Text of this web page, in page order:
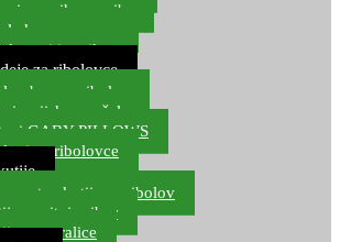
za prihranu ribe
kamp oprema
i optika
za ribolovce
bon za ribolov
naočale
GABY PILLOWS
za ribolovce
kutije za ribolov
za sitni pribor
za varalice